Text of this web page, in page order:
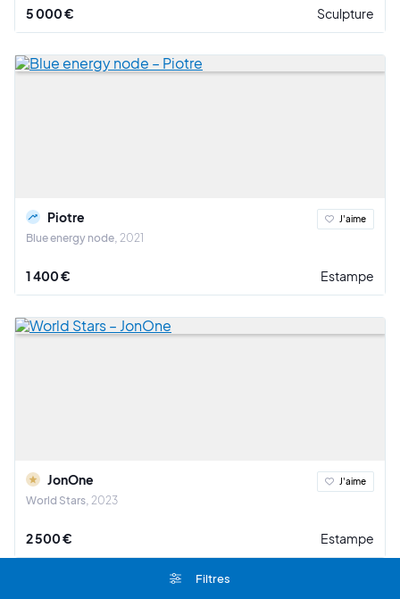
Filtres
5 000 € Sculpture
Piotre
Blue energy node 2021
J'aime
1 400 € Estampe
JonOne
World Stars 2023
J'aime
2 500 € Estampe